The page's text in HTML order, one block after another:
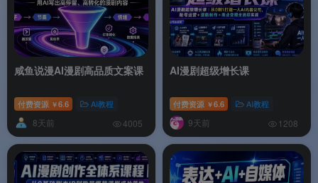
咸鱼说漫AI漫剧高品质文案课
付费资源 ￥6.6 AI教程
8天前 4005
AI漫剧超级增长课
付费资源 ￥6.6 AI教程
9天前 1208